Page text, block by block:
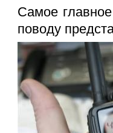
Самое
поводу